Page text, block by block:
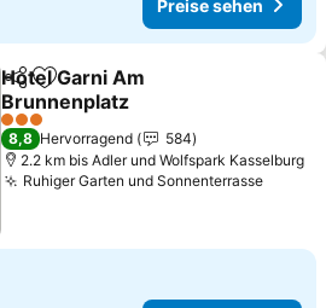
Preise sehen
TeilenZu Favoriten hinzufügen
Hotel Garni Am
Brunnenplatz
Preise sehen
3 Sterne
8,8 Hervorragend
584
2.2 km bis Adler und Wolfspark Kasselburg
Ruhiger Garten und SonnenterrassePreise